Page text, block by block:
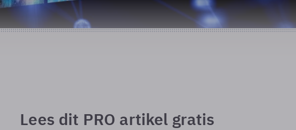
Lees dit PRO artikel gratis